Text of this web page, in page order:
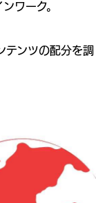
ワーク。
テンツの配分を調